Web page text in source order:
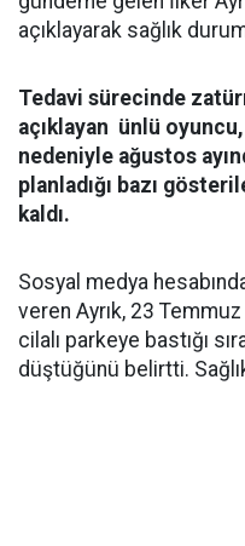
açıklayarak sağlık
Tedavi sürecinde
açıklayan ünlü
nedeniyle ağustos
planladığı bazı
kaldı.
Sosyal medya
veren Ayrık, 23
cilalı parkeye bastığı
düştüğünü belirtti.